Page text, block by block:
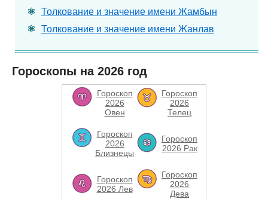
Толкование и значение имени Жамбын
Толкование и значение имени Жанлав
Гороскопы на 2026 год
Гороскоп
2026
Овен
Гороскоп
2026
Телец
Гороскоп
2026
Близнецы
Гороскоп
2026 Рак
Гороскоп
2026 Лев
Гороскоп
2026
Дева